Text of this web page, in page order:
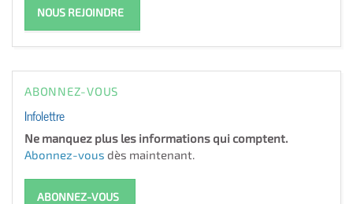
NOUS REJOINDRE
ABONNEZ-VOUS
Infolettre
Ne manquez plus les informations qui comptent.
Abonnez-vous dès maintenant.
ABONNEZ-VOUS